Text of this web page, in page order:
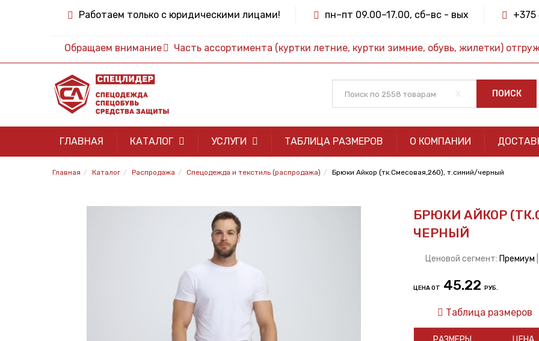
Работаем только с юридическими лицами! пн–пт 09.00–17.00, сб–вс - вых +375
Обращаем внимание Часть ассортимента (куртки летние, куртки зимние, обувь, жилетки)
ПОИСК
ГЛАВНАЯ КАТАЛОГ УСЛУГИ ТАБЛИЦА РАЗМЕРОВ О КОМПАНИИ
Главная Каталог Распродажа Спецодежда и текстиль (распродажа) Брюки Айкор (тк.Смесовая,260), т.синий/черный
БРЮКИ АЙКОР
ЧЕРНЫЙ
Ценовой сегмент: Премиум
ЦЕНА ОТ 45.22 РУБ.
Таблица размеров